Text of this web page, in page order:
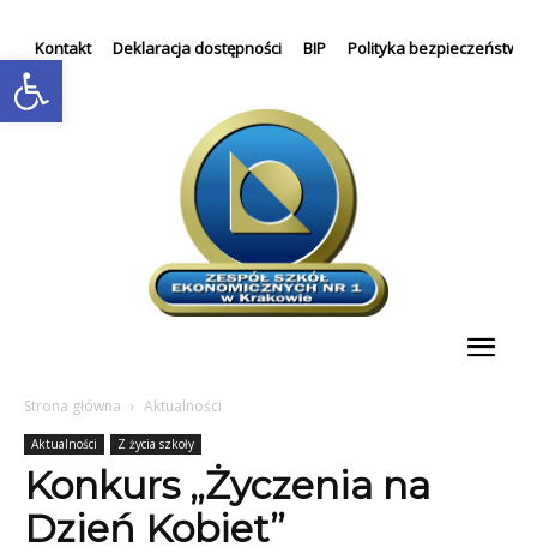
Otwórz pasek narzędzi
Kontakt Deklaracja dostępności BIP Polityka bezpieczeństwa
Strona główna Aktualności
Aktualności Z życia szkoły
Konkurs „Życzenia na
Dzień Kobiet”